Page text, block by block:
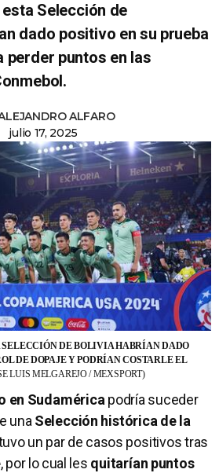
Selección de
dado positivo en su prueba
perder puntos en las
ALFARO
julio 17, 2025
SELECCIÓN DE BOLIVIA HABRÍAN DADO
DE DOPAJE Y PODRÍAN COSTARLE EL
LUIS MELGAREJO / MEXSPORT)
en Sudaméricapodría suceder
unaSelección histórica de la
un par de casos positivos tras
, por lo cual les quitarían puntos